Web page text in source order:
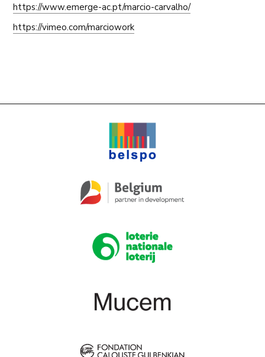
https://www.emerge-ac.pt/marcio-carvalho/
https://vimeo.com/marciowork